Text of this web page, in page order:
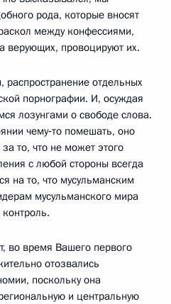
рода, которые вносят
между конфессиями,
верующих, провоцируют их.
отдельных
порнографии. И, осуждая
лозунгами о свободе слова.
чему‑то помешать, оно
то, что не может этого
с любой стороны всегда
на то, что мусульманским
мусульманского мира
во время Вашего первого
отозвались
поскольку она
и центральную